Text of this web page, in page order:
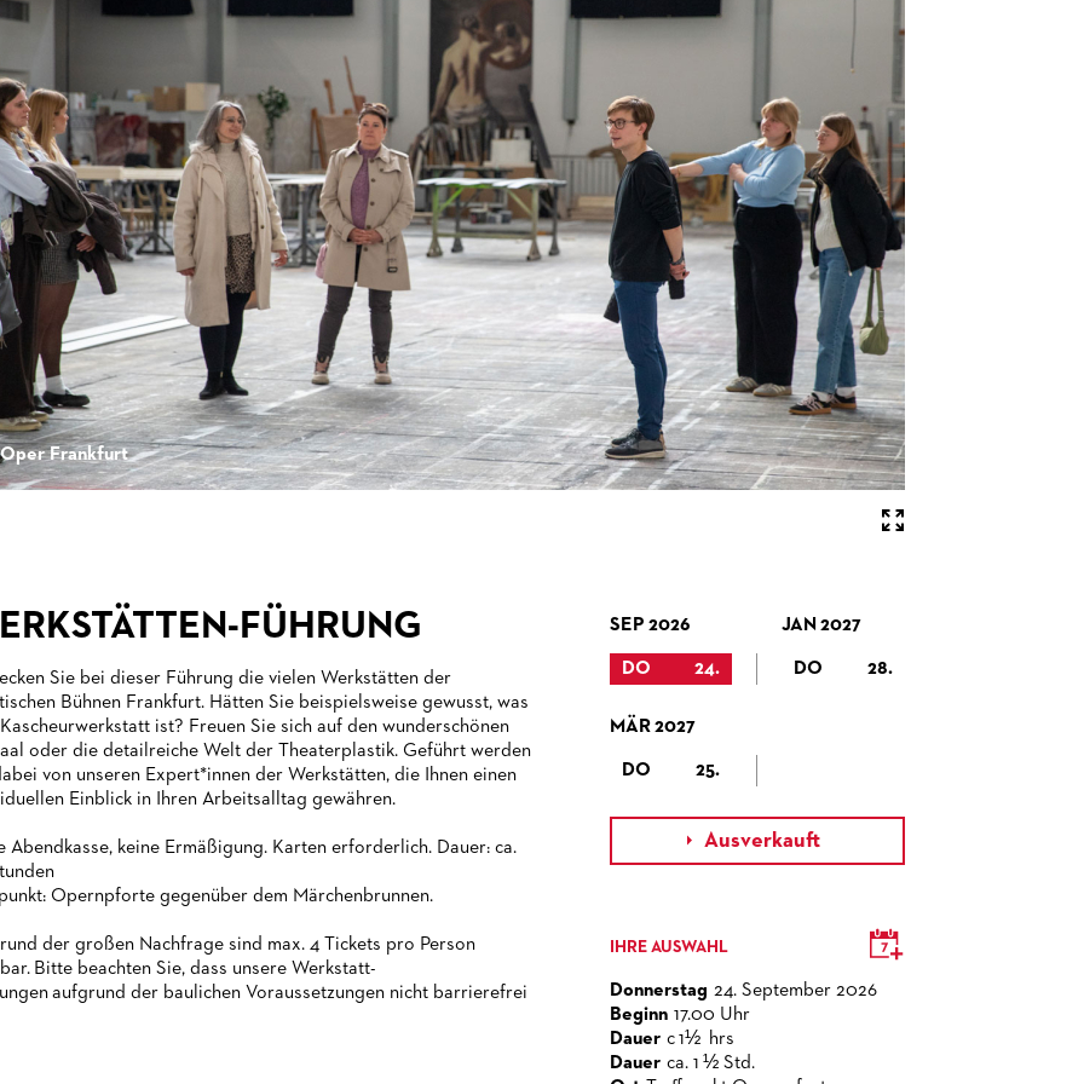
Frankfurt
FÜHRUNG
Sie bei dieser Führung die vielen Werkstätten der
Bühnen Frankfurt. Hätten Sie beispielsweise gewusst, was
ist? Freuen Sie sich auf den wunderschönen
oder die detailreiche Welt der Theaterplastik. Geführt werden
von unseren Expert*innen der Werkstätten, die Ihnen einen
Einblick in Ihren Arbeitsalltag gewähren.
Abendkasse, keine Ermäßigung. Karten erforderlich. Dauer: ca.
Opernpforte gegenüber dem Märchenbrunnen.
der großen Nachfrage sind max. 4 Tickets pro Person
Bitte beachten Sie, dass unsere Werkstatt-
aufgrund der baulichen Voraussetzungen nicht barrierefrei
SEP 2026
DO 24.
JAN 2027
DO 28.
MÄR 2027
DO 25.
 Ausverkauft
IHRE AUSWAHL
Donnerstag 24. September 2026
Beginn 17.00 Uhr
Dauer c 1½ hrs
Dauer ca. 1 ½ Std.